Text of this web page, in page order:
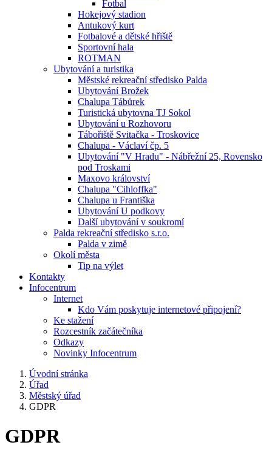
Fotbal
Hokejový stadion
Antukový kurt
Fotbalové a dětské hřiště
Sportovní hala
ROTMAN
Ubytování a turistika
Městské rekreační středisko Palda
Ubytování Brožek
Chalupa Tábůrek
Turistická ubytovna TJ Sokol
Ubytování u Rozhovoru
Tábořiště Svitačka - Troskovice
Chalupa - Václaví čp. 5
Ubytování "V Hradu" - Nábřežní 25, Rovensko
pod Troskami
Maxovo království
Chalupa "Cihloffka"
Chalupa u Františka
Ubytování U podkovy
Další ubytování v soukromí
Palda rekreační středisko s.r.o.
Palda v zimě
Okolí města
Tip na výlet
Kontakty
Infocentrum
Internet
Kdo Vám poskytuje internetové připojení?
Ke stažení
Rozcestník začátečníka
Odkazy
Novinky Infocentrum
Úvodní stránka
Úřad
Městský úřad
GDPR
GDPR